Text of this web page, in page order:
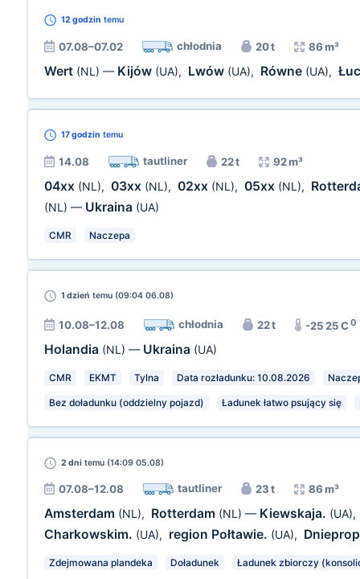
12 godzin temu
07.08–07.02 chłodnia 20 t 86 m³
Wert (NL) — Kijów (UA), Lwów (UA), Równe (UA),
17 godzin temu
14.08 tautliner 22 t 92 m³
04xx (NL), 03xx (NL), 02xx (NL), 05xx (NL),
(NL) — Ukraina (UA)
CMR Naczepa
1 dzień temu (09:04 06.08)
10.08–12.08 chłodnia 22 t -25 25 C0
Holandia (NL) — Ukraina (UA)
CMR EKMT Tylna Data rozładunku: 10.08.2026
Bez doładunku (oddzielny pojazd) Ładunek łatwo psujący się
2 dni temu (14:09 05.08)
07.08–12.08 tautliner 23 t 86 m³
Amsterdam (NL), Rotterdam (NL) — Kiewskaja. (UA),
Charkowskim. (UA), region Połtawie. (UA),
Zdejmowana plandeka Doładunek Ładunek zbiorczy